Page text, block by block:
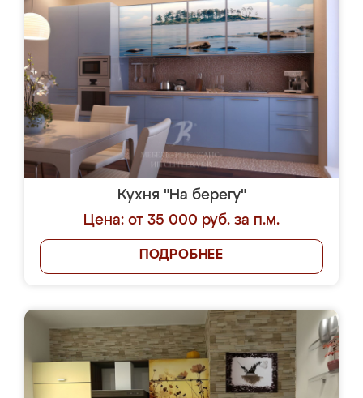
Кухня "На берегу"
Цена: от 35 000 руб. за п.м.
ПОДРОБНЕЕ